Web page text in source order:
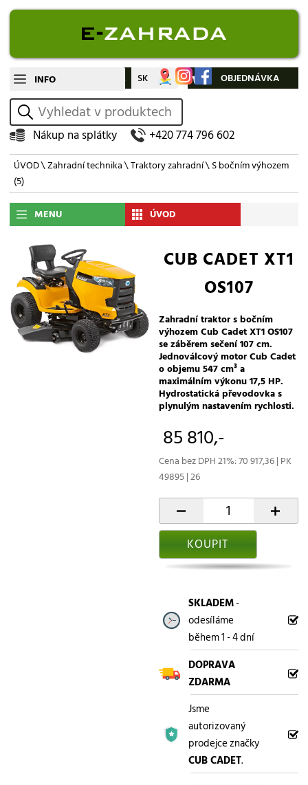
INFO CZ SK Můj účet OBJEDNÁVKA
vyhledat
Nákup na splátky +420 774 796 602
ÚVOD\Zahradní technika\Traktory zahradní\S bočním výhozem
(5)
MENU ÚVOD
CUB CADET XT1
OS107
Zahradní traktor s bočním
výhozem Cub Cadet XT1 OS107
se záběrem sečení 107 cm.
Jednoválcový motor Cub Cadet
o objemu 547 cm³ a
maximálním výkonu 17,5 HP.
Hydrostatická převodovka s
plynulým nastavením rychlosti.
85 810,-
Cena bez DPH 21%: 70 917,36 | PK
49895 | 26
- +
KOUPIT
SKLADEM-
odesíláme
během 1 - 4 dní
DOPRAVA
ZDARMA
Jsme
autorizovaný
prodejce značky
CUB CADET.